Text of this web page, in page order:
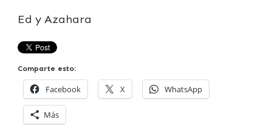
Ed y Azahara
Comparte esto:
Facebook X WhatsApp
Más